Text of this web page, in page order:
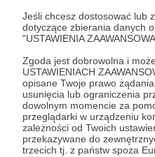
Jeśli chcesz dostosować lub
dotyczące zbierania danych
"USTAWIENIA
Zgoda jest dobrowolna i
USTAWIENIACH
opisane Twoje prawo
usunięcia lub ograniczenia
dowolnym momencie za
przeglądarki w urządzeniu
zależności od Twoich
przekazywane do
trzecich tj. z państw spoza
03.06.2024 ● Brak komentarzy
Stwórz zorzę
Zorza polarna wygląda
jest bardzo łatwa do
ją wspólnie w tym filmie :)